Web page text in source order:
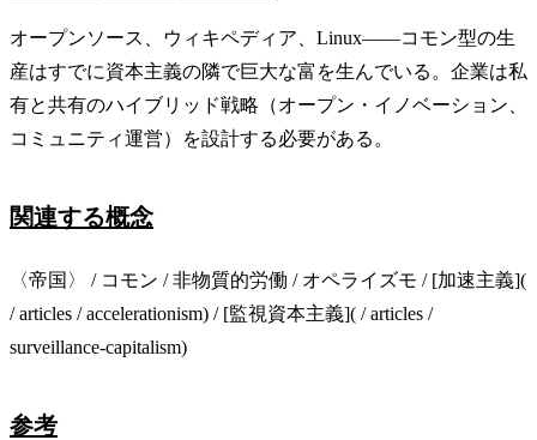
オープンソース、ウィキペディア、Linux——コモン型の生
産はすでに資本主義の隣で巨大な富を生んでいる。企業は私
有と共有のハイブリッド戦略（オープン・イノベーション、
コミュニティ運営）を設計する必要がある。
関連する概念
〈帝国〉 / コモン / 非物質的労働 / オペライズモ / [加速主義](
/ articles / accelerationism) / [監視資本主義]( / articles /
surveillance-capitalism)
参考